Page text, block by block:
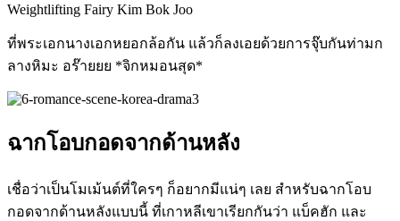
Weightlifting Fairy Kim Bok Joo
ที่พระเอกนางเอกหยอกล้อกัน แล้วก็ลงเอยด้วยการจุ๊บกันท่ามก
ลางหิมะ อร๊ายยย *จิกหมอนสุด*
ฉากโอบกอดจากด้านหลัง
เชื่อว่าเป็นโมเม้นต์ที่ใครๆ ก็อยากมีแน่ๆ เลย สำหรับฉากโอบ
กอดจากด้านหลังแบบนี้ ที่เกาหลีเขาเรียกกันว่า แบ็คฮัก และ